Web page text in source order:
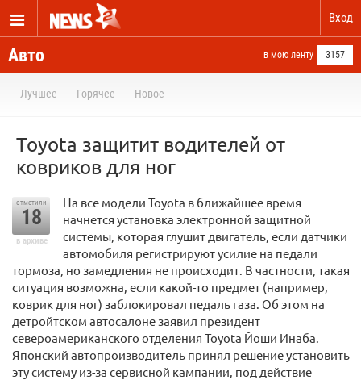
Вход
Авто в мою ленту 3157
Лучшее Горячее Новое
Toyota защитит водителей от
ковриков для ног
отметили
18
в архиве
На все модели Toyota в ближайшее время
начнется установка электронной защитной
системы, которая глушит двигатель, если датчики
автомобиля регистрируют усилие на педали
тормоза, но замедления не происходит. В частности, такая
ситуация возможна, если какой-то предмет (например,
коврик для ног) заблокировал педаль газа. Об этом на
детройтском автосалоне заявил президент
североамериканского отделения Toyota Йоши Инаба.
Японский автопроизводитель принял решение установить
эту систему из-за сервисной кампании, под действие